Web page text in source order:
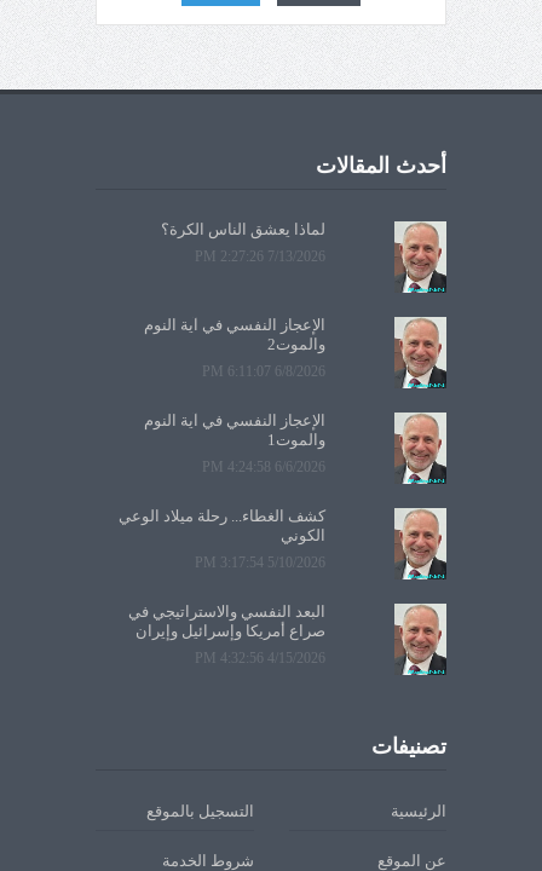
أحدث المقالات
لماذا يعشق الناس الكرة؟
7/13/2026 2:27:26 PM
الإعجاز النفسي في آية النوم
والموت2
6/8/2026 6:11:07 PM
الإعجاز النفسي في آية النوم
والموت1
6/6/2026 4:24:58 PM
كشف الغطاء... رحلة ميلاد الوعي
الكوني
5/10/2026 3:17:54 PM
البعد النفسي والاستراتيجي في
صراع أمريكا وإسرائيل وإيران
4/15/2026 4:32:56 PM
تصنيفات
الرئيسية التسجيل بالموقع
عن الموقع شروط الخدمة